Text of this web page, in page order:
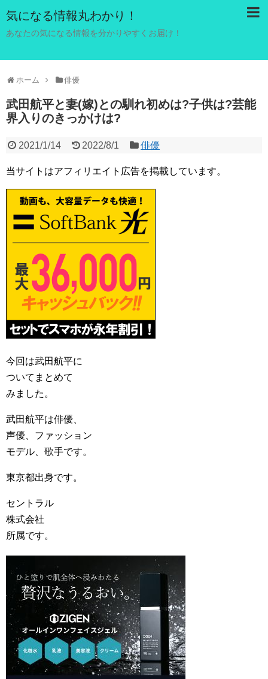
気になる情報丸わかり！
あなたの気になる情報を分かりやすくお届け！
ホーム 俳優
武田航平と妻(嫁)との馴れ初めは?子供は?芸能
界入りのきっかけは?
2021/1/14 2022/8/1 俳優
当サイトはアフィリエイト広告を掲載しています。
今回は武田航平に
ついてまとめて
みました。
武田航平は俳優、
声優、ファッション
モデル、歌手です。
東京都出身です。
セントラル
株式会社
所属です。